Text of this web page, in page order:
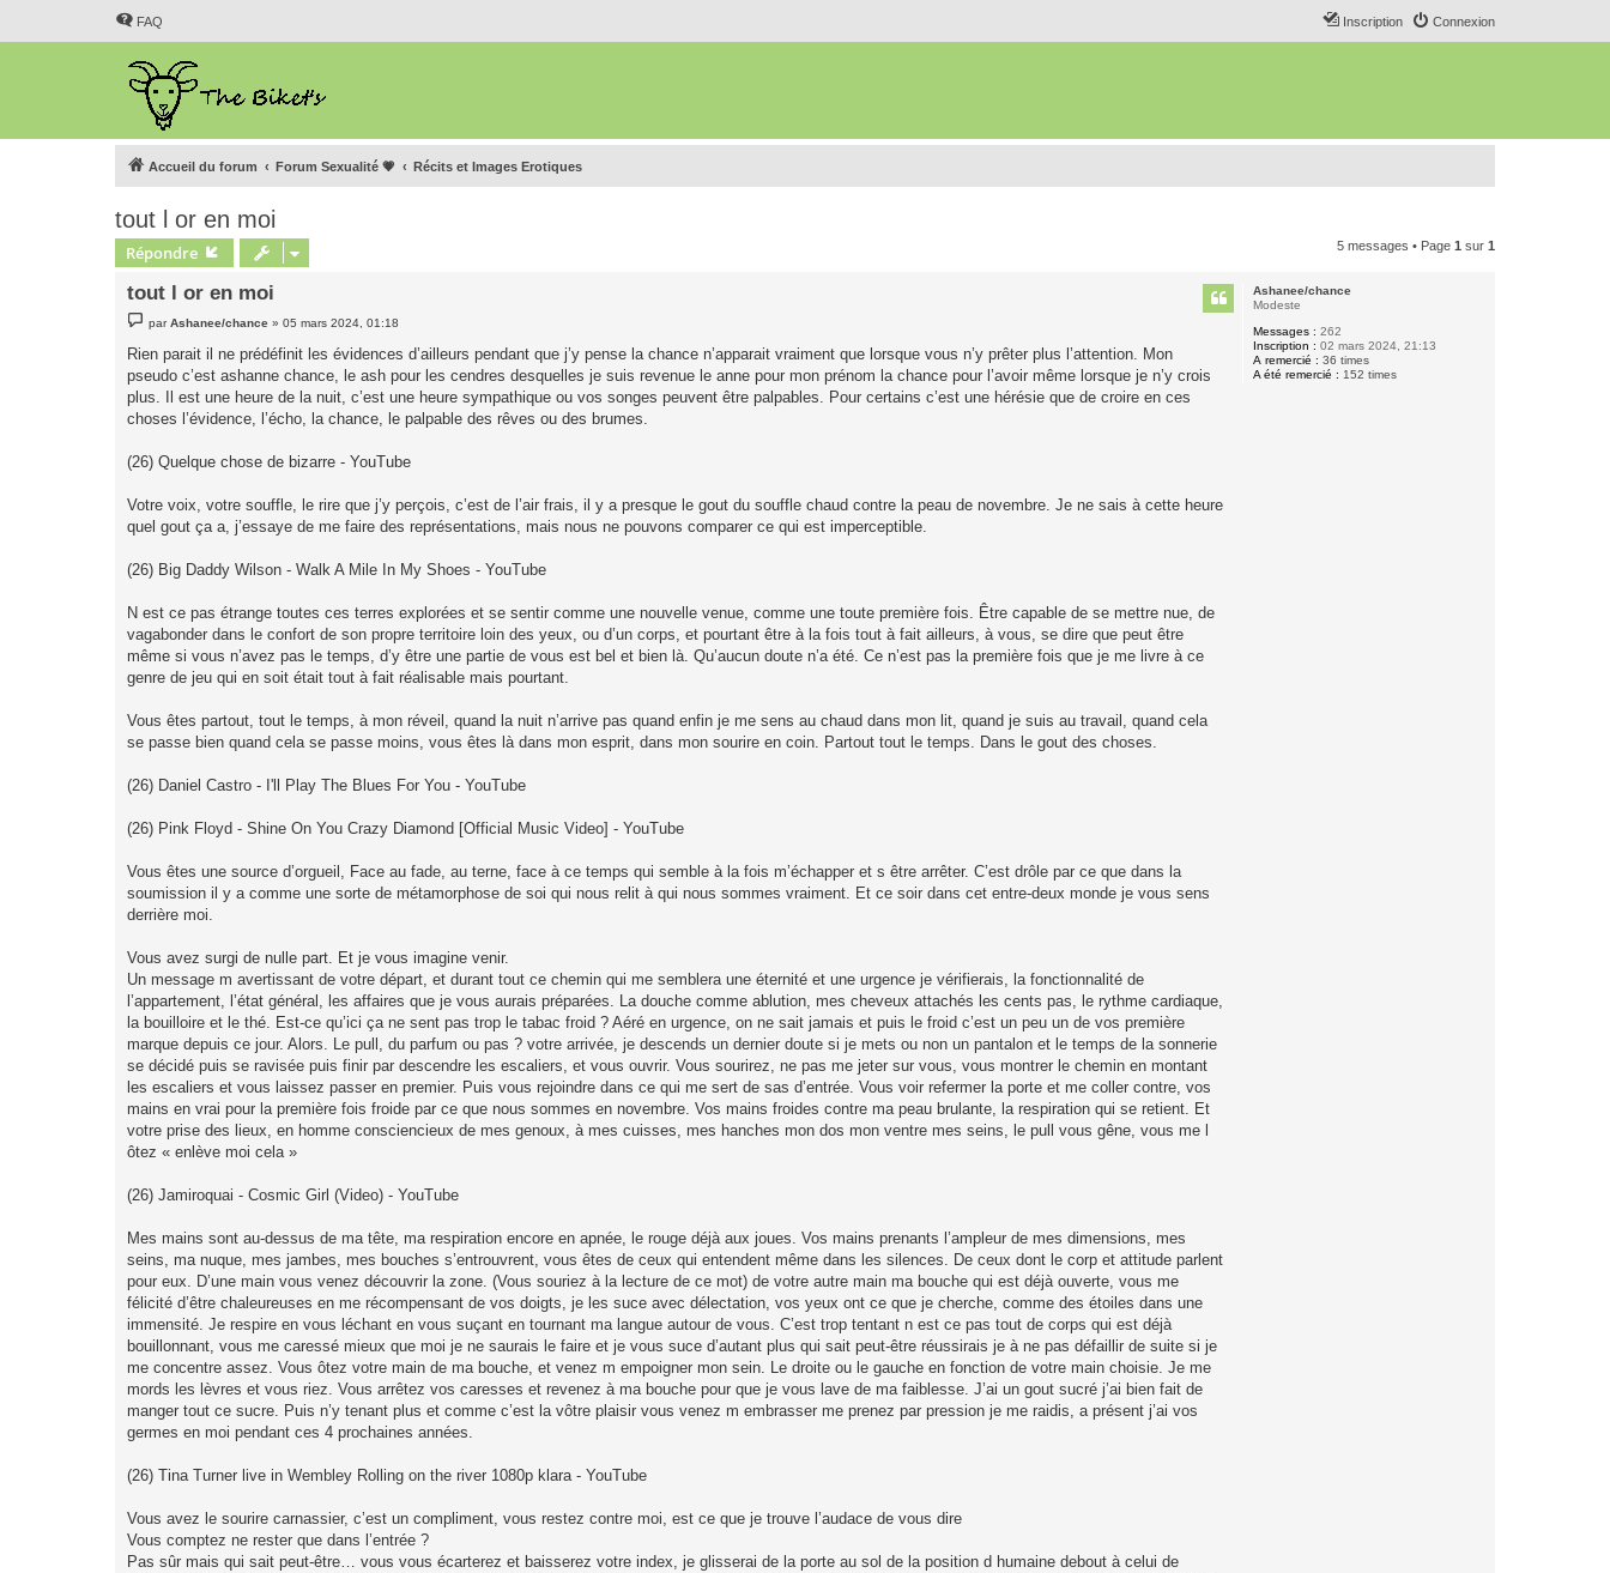
FAQ Connexion
Inscription
Accueil du forum Forum Sexualité 💗 Récits et Images Erotiques
tout l or en moi
Répondre 5 messages • Page 1 sur 1
Ashanee/chance
Modeste
Messages : 262
Inscription : 02 mars 2024, 21:13
A remercié : 36 times
A été remercié : 152 times
tout l or en moi
e
s
a
e
parAshanee/chance »05 mars 2024, 01:18
Rien parait il ne prédéfinit les évidences d’ailleurs pendant que j’y pense la chance n’apparait vraiment que lorsque vous n’y prêter plus l’attention. Mon
pseudo c’est ashanne chance, le ash pour les cendres desquelles je suis revenue le anne pour mon prénom la chance pour l’avoir même lorsque je n’y crois
plus. Il est une heure de la nuit, c’est une heure sympathique ou vos songes peuvent être palpables. Pour certains c’est une hérésie que de croire en ces
choses l’évidence, l’écho, la chance, le palpable des rêves ou des brumes.
(26) Quelque chose de bizarre - YouTube
Votre voix, votre souffle, le rire que j’y perçois, c’est de l’air frais, il y a presque le gout du souffle chaud contre la peau de novembre. Je ne sais à cette heure
quel gout ça a, j’essaye de me faire des représentations, mais nous ne pouvons comparer ce qui est imperceptible.
(26) Big Daddy Wilson - Walk A Mile In My Shoes - YouTube
N est ce pas étrange toutes ces terres explorées et se sentir comme une nouvelle venue, comme une toute première fois. Être capable de se mettre nue, de
vagabonder dans le confort de son propre territoire loin des yeux, ou d’un corps, et pourtant être à la fois tout à fait ailleurs, à vous, se dire que peut être
même si vous n’avez pas le temps, d’y être une partie de vous est bel et bien là. Qu’aucun doute n’a été. Ce n’est pas la première fois que je me livre à ce
genre de jeu qui en soit était tout à fait réalisable mais pourtant.
Vous êtes partout, tout le temps, à mon réveil, quand la nuit n’arrive pas quand enfin je me sens au chaud dans mon lit, quand je suis au travail, quand cela
se passe bien quand cela se passe moins, vous êtes là dans mon esprit, dans mon sourire en coin. Partout tout le temps. Dans le gout des choses.
(26) Daniel Castro - I'll Play The Blues For You - YouTube
(26) Pink Floyd - Shine On You Crazy Diamond [Official Music Video] - YouTube
Vous êtes une source d’orgueil, Face au fade, au terne, face à ce temps qui semble à la fois m’échapper et s être arrêter. C’est drôle par ce que dans la
soumission il y a comme une sorte de métamorphose de soi qui nous relit à qui nous sommes vraiment. Et ce soir dans cet entre-deux monde je vous sens
derrière moi.
Vous avez surgi de nulle part. Et je vous imagine venir.
Un message m avertissant de votre départ, et durant tout ce chemin qui me semblera une éternité et une urgence je vérifierais, la fonctionnalité de
l’appartement, l’état général, les affaires que je vous aurais préparées. La douche comme ablution, mes cheveux attachés les cents pas, le rythme cardiaque,
la bouilloire et le thé. Est-ce qu’ici ça ne sent pas trop le tabac froid ? Aéré en urgence, on ne sait jamais et puis le froid c’est un peu un de vos première
marque depuis ce jour. Alors. Le pull, du parfum ou pas ? votre arrivée, je descends un dernier doute si je mets ou non un pantalon et le temps de la sonnerie
se décidé puis se ravisée puis finir par descendre les escaliers, et vous ouvrir. Vous sourirez, ne pas me jeter sur vous, vous montrer le chemin en montant
les escaliers et vous laissez passer en premier. Puis vous rejoindre dans ce qui me sert de sas d’entrée. Vous voir refermer la porte et me coller contre, vos
mains en vrai pour la première fois froide par ce que nous sommes en novembre. Vos mains froides contre ma peau brulante, la respiration qui se retient. Et
votre prise des lieux, en homme consciencieux de mes genoux, à mes cuisses, mes hanches mon dos mon ventre mes seins, le pull vous gêne, vous me l
ôtez « enlève moi cela »
(26) Jamiroquai - Cosmic Girl (Video) - YouTube
Mes mains sont au-dessus de ma tête, ma respiration encore en apnée, le rouge déjà aux joues. Vos mains prenants l’ampleur de mes dimensions, mes
seins, ma nuque, mes jambes, mes bouches s’entrouvrent, vous êtes de ceux qui entendent même dans les silences. De ceux dont le corp et attitude parlent
pour eux. D’une main vous venez découvrir la zone. (Vous souriez à la lecture de ce mot) de votre autre main ma bouche qui est déjà ouverte, vous me
félicité d’être chaleureuses en me récompensant de vos doigts, je les suce avec délectation, vos yeux ont ce que je cherche, comme des étoiles dans une
immensité. Je respire en vous léchant en vous suçant en tournant ma langue autour de vous. C’est trop tentant n est ce pas tout de corps qui est déjà
bouillonnant, vous me caressé mieux que moi je ne saurais le faire et je vous suce d’autant plus qui sait peut-être réussirais je à ne pas défaillir de suite si je
me concentre assez. Vous ôtez votre main de ma bouche, et venez m empoigner mon sein. Le droite ou le gauche en fonction de votre main choisie. Je me
mords les lèvres et vous riez. Vous arrêtez vos caresses et revenez à ma bouche pour que je vous lave de ma faiblesse. J’ai un gout sucré j’ai bien fait de
manger tout ce sucre. Puis n’y tenant plus et comme c’est la vôtre plaisir vous venez m embrasser me prenez par pression je me raidis, a présent j’ai vos
germes en moi pendant ces 4 prochaines années.
(26) Tina Turner live in Wembley Rolling on the river 1080p klara - YouTube
Vous avez le sourire carnassier, c’est un compliment, vous restez contre moi, est ce que je trouve l’audace de vous dire
Vous comptez ne rester que dans l’entrée ?
Pas sûr mais qui sait peut-être… vous vous écarterez et baisserez votre index, je glisserai de la porte au sol de la position d humaine debout à celui de